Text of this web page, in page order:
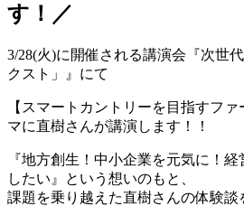
す！／
3/28(火)に開催される講演会『次世
クスト」』にて
【スマートカントリーを目指すフ
マに直樹さんが講演します！！
『地方創生！中小企業を元気に！
したい』という想いのもと、
課題を乗り越えた直樹さんの体験談